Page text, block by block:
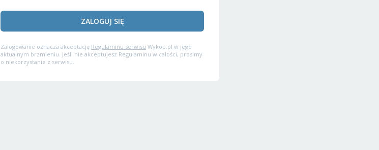
ZALOGUJ SIĘ
Zalogowanie oznacza akceptację Regulaminu serwisu Wykop.pl w jego
aktualnym brzmieniu. Jeśli nie akceptujesz Regulaminu w całości, prosimy
o niekorzystanie z serwisu.